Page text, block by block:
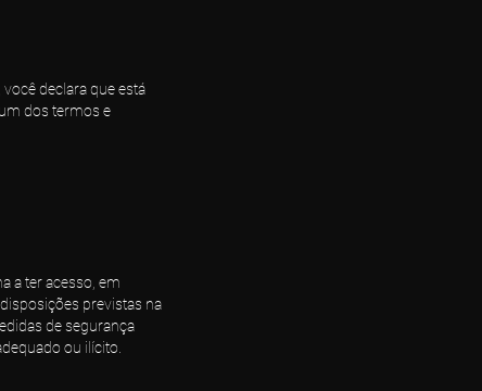
declara que está
dos termos e
a ter acesso, em
previstas na
de segurança
ou ilícito.